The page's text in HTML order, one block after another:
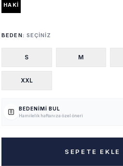
HAKI
BEDEN: SEÇINIZ
S M
XXL
BEDENIMI BUL
Hamilelik haftanıza özel öneri
SEPETE EKLE